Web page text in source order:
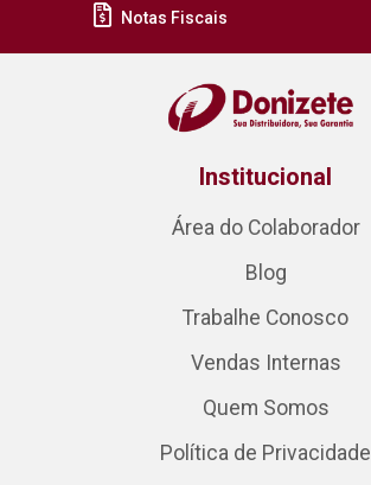
Notas Fiscais
Institucional
Área do Colaborador
Blog
Trabalhe Conosco
Vendas Internas
Quem Somos
Política de Privacidade